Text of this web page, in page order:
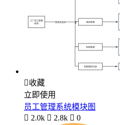
收藏
立即使用
员工管理系统模块图
 2.0k  2.8k  0